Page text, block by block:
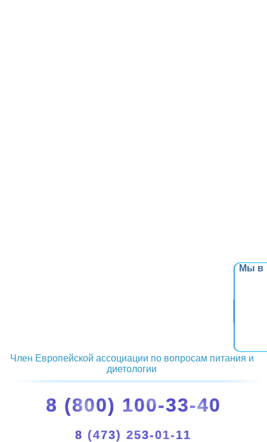
Мы в
Член Европейской ассоциации по вопросам питания и
диетологии
8 (800) 100-33-40
8 (473) 253-01-11